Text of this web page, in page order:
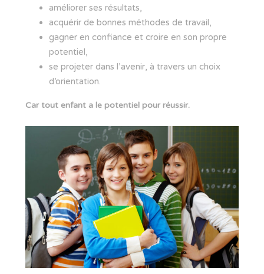
améliorer ses résultats,
acquérir de bonnes méthodes de travail,
gagner en confiance et croire en son propre
potentiel,
se projeter dans l’avenir, à travers un choix
d’orientation.
Car tout enfant a le potentiel pour réussir.